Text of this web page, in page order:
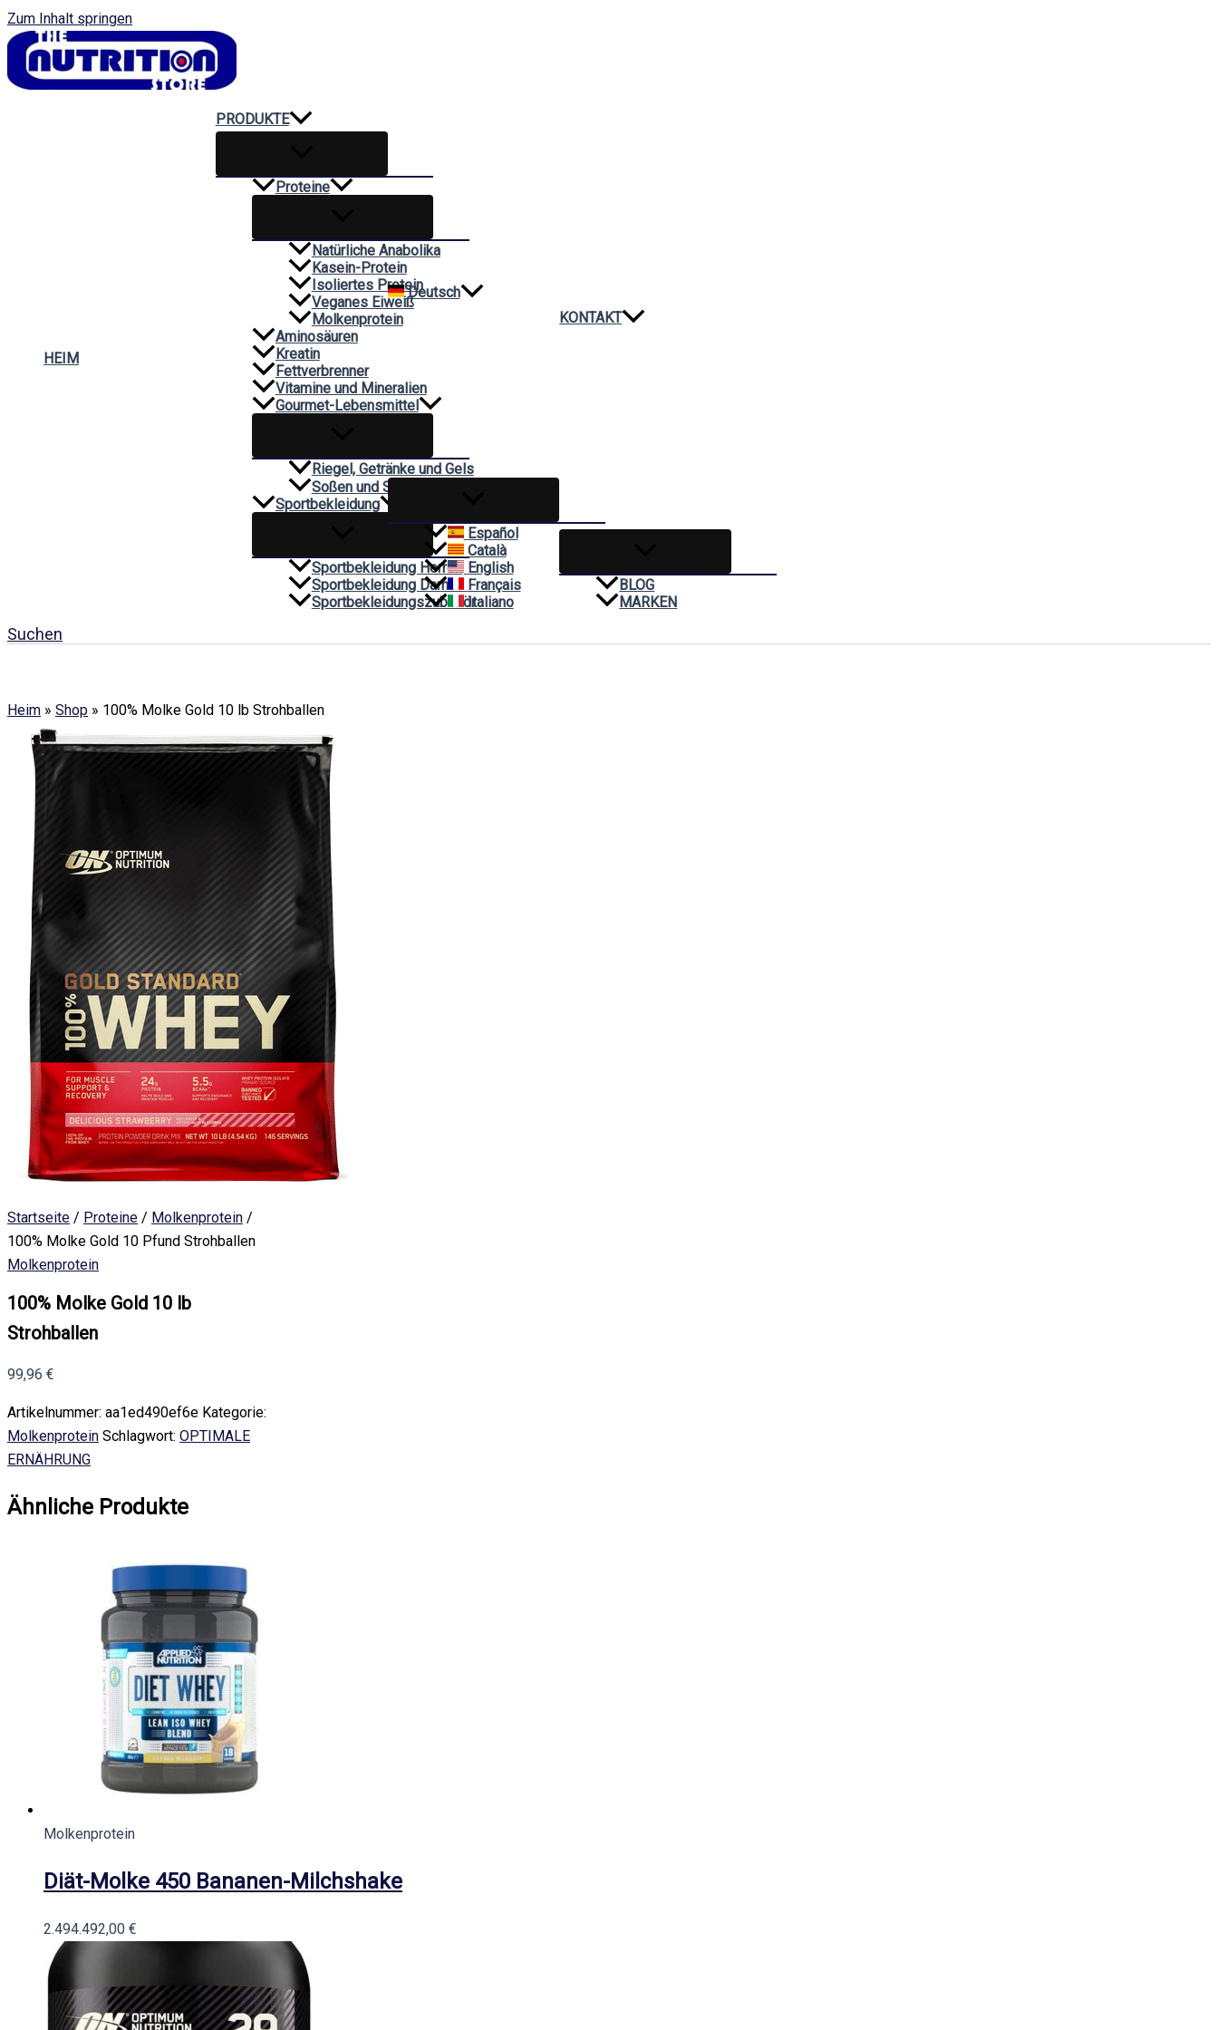
Zum Inhalt springen
HEIM
PRODUKTE
Proteine
Natürliche Anabolika
Kasein-Protein
Isoliertes Protein
Veganes Eiweiß
Molkenprotein
Aminosäuren
Kreatin
Fettverbrenner
Vitamine und Mineralien
Gourmet-Lebensmittel
Riegel, Getränke und Gels
Soßen und Sahnen
Sportbekleidung
Sportbekleidung Herren
Sportbekleidung Damen
Sportbekleidungszubehör
Deutsch
Español
Català
English
Français
Italiano
KONTAKT
BLOG
MARKEN
Suchen
Heim » Shop » 100% Molke Gold 10 lb Strohballen
Startseite / Proteine / Molkenprotein /
100% Molke Gold 10 Pfund Strohballen
Molkenprotein
100% Molke Gold 10 lb
Strohballen
99,96 €
Artikelnummer: aa1ed490ef6e Kategorie:
Molkenprotein Schlagwort: OPTIMALE
ERNÄHRUNG
Ähnliche Produkte
Molkenprotein
Diät-Molke 450 Bananen-Milchshake
2.494.492,00 €